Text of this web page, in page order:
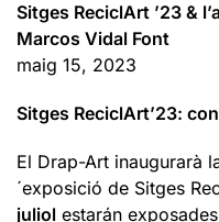
Sitges ReciclArt ’23 &
Marcos Vidal Font
maig 15, 2023
Sitges ReciclArt’23:
El Drap-Art inaugurarà
´exposició de Sitges
juliol estarán